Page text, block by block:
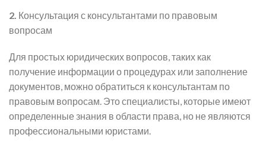
2. Консультация с консультантами по правовым
вопросам
Для простых юридических вопросов, таких как
получение информации о процедурах или заполнение
документов, можно обратиться к консультантам по
правовым вопросам. Это специалисты, которые имеют
определенные знания в области права, но не являются
профессиональными юристами.